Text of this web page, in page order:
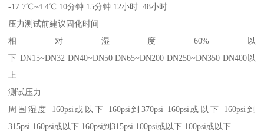
-17.7℃~4.4℃ 10分钟 15分钟 12小时 48小时
压力测试前建议固化时间
相对湿度60%以
下 DN15~DN32 DN40~DN50 DN65~DN200 DN250~DN350 DN400以
上
测试压力
周围湿度 160psi或以下 160psi到370psi 160psi或以下 160psi到
315psi 160psi或以下 160psi到315psi 100psi或以下 100psi或以下